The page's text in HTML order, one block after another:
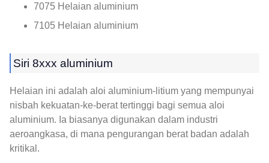
7075 Helaian aluminium
7105 Helaian aluminium
Siri 8xxx aluminium
Helaian ini adalah aloi aluminium-litium yang mempunyai
nisbah kekuatan-ke-berat tertinggi bagi semua aloi
aluminium. Ia biasanya digunakan dalam industri
aeroangkasa, di mana pengurangan berat badan adalah
kritikal.